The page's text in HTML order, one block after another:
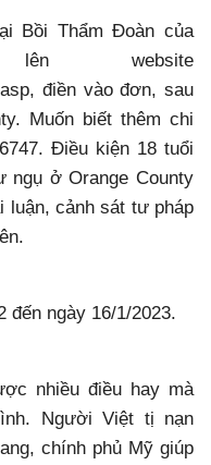
Bồi Thẩm Đoàn của
website
, điền vào đơn, sau
Muốn biết thêm chi
Điều kiện 18 tuổi
ngụ ở Orange County
luận, cảnh sát tư pháp
đến ngày 16/1/2023.
nhiều điều hay mà
Người Việt tị nạn
chính phủ Mỹ giúp